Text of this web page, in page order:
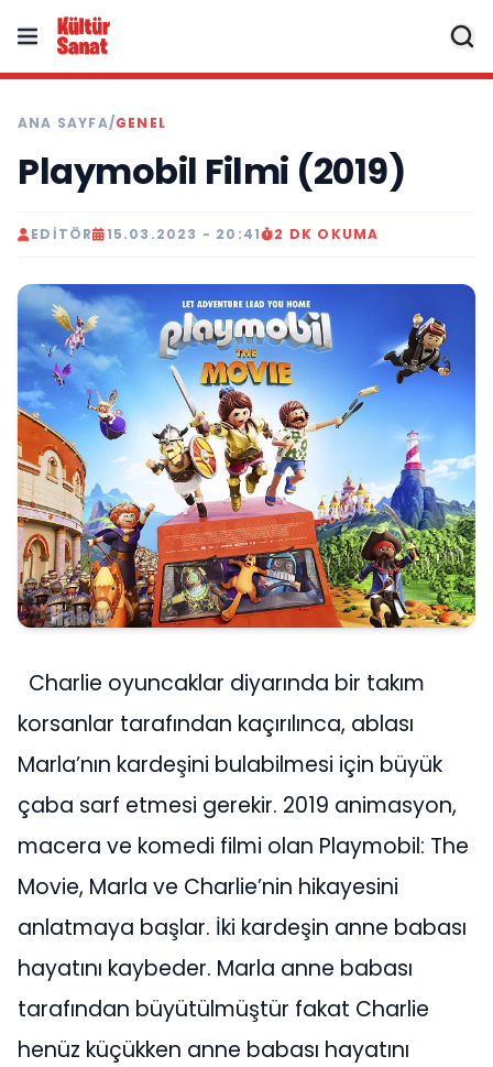
ANA SAYFA/GENEL
Playmobil Filmi (2019)
EDITÖR 15.03.2023 - 20:41 2 DK OKUMA
Charlie oyuncaklar diyarında bir takım
korsanlar tarafından kaçırılınca, ablası
Marla’nın kardeşini bulabilmesi için büyük
çaba sarf etmesi gerekir. 2019 animasyon,
macera ve komedi filmi olan Playmobil: The
Movie, Marla ve Charlie’nin hikayesini
anlatmaya başlar. İki kardeşin anne babası
hayatını kaybeder. Marla anne babası
tarafından büyütülmüştür fakat Charlie
henüz küçükken anne babası hayatını